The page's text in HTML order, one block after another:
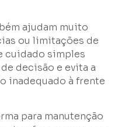
ajudam muito
ou limitações de
cuidado simples
decisão e evita a
inadequado à frente
para manutenção